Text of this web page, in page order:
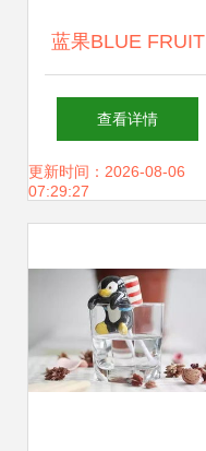
蓝果BLUE FRUIT
座钟 创意设计与诗
意时光的融合
查看详情
更新时间：2026-08-06
07:29:27